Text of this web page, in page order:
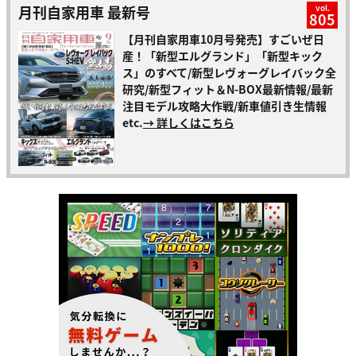
月刊自家用車 最新号 vol.
805
【月刊自家用車10月号発売】すごいぜ日
産！「新型エルグランド」「新型キック
ス」のすべて/新型レヴォーグレイバック全
研究/新型フィット＆N-BOX最新情報/最新
注目モデル攻略大作戦/新車値引き生情報
etc.→ 詳しくはこちら